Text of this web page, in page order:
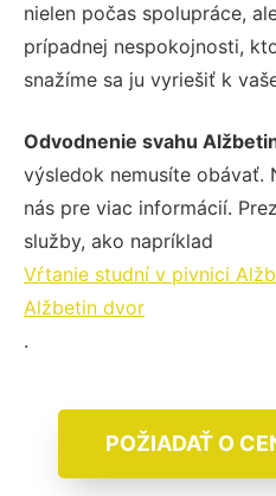
nielen počas spolupráce,
prípadnej nespokojnosti,
snažíme sa ju vyriešiť k
Odvodnenie svahu
výsledok nemusíte obávať.
nás pre viac informácií.
služby, ako napríklad
Vŕtanie studní v pivnici
Alžbetin dvor
.
POŽIADAŤ O